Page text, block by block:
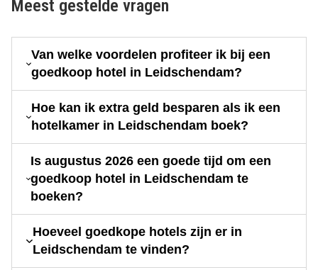
Meest gestelde vragen
Van welke voordelen profiteer ik bij een
goedkoop hotel in Leidschendam?
Hoe kan ik extra geld besparen als ik een
hotelkamer in Leidschendam boek?
Is augustus 2026 een goede tijd om een
goedkoop hotel in Leidschendam te
boeken?
Hoeveel goedkope hotels zijn er in
Leidschendam te vinden?